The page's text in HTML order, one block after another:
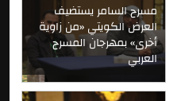
مسرح السامر يستضيف
العرض الكويتي «من زاوية
أخرى» بمهرجان المسرح
العربي